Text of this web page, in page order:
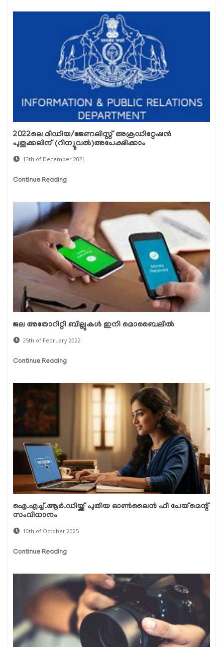
2022ലെ മീഡിയ/ജേണലിസ്റ്റ് അക്രഡിറ്റേഷന്‍
പുതുക്കലിന് (റിന്യൂവല്‍)അപേക്ഷിക്കാം
13th of December 2021
Continue Reading
ജല അതോറിറ്റി ബില്ലുകള്‍ ഇനി മൊബൈലില്‍
25th of February 2022
Continue Reading
ഐ.എച്ച്.ആർ.ഡിയ്ക്ക് പുതിയ ഓൺലൈൻ ഫീ പേയ്മെന്റ്
സംവിധാനം
10th of October 2025
Continue Reading